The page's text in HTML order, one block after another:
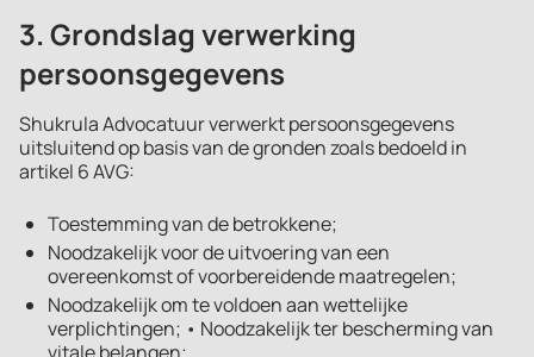
3. Grondslag verwerking
persoonsgegevens
Shukrula Advocatuur verwerkt persoonsgegevens
uitsluitend op basis van de gronden zoals bedoeld in
artikel 6 AVG:
Toestemming van de betrokkene;
Noodzakelijk voor de uitvoering van een
overeenkomst of voorbereidende maatregelen;
Noodzakelijk om te voldoen aan wettelijke
verplichtingen; • Noodzakelijk ter bescherming van